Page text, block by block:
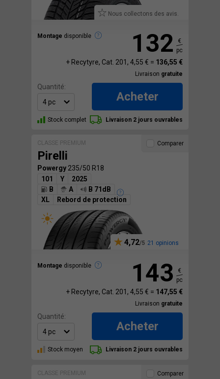
Nous collectons des avis.
Montage disponible 132
€
pc
+ Recytyre, Cat. 201, 4,55 € = 136,55 €
Livraison gratuite
Quantité:
Acheter
Stock complet Livraison 2 jours ouvrables
CLASSE PREMIUM
Pirelli
Powergy 235/50 R18
101
Y
2025
B
A
B 71dB
XL
Rebord de protection
4,72 21 opinions
Montage disponible
Comparer
143
€
pc
+ Recytyre, Cat. 201, 4,55 € = 147,55 €
Livraison gratuite
Quantité:
Acheter
Stock moyen Livraison 2 jours ouvrables
CLASSE PREMIUM Comparer